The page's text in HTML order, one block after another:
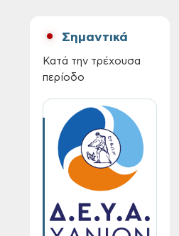
Σημαντικά
Κατά την τρέχουσα
περίοδο